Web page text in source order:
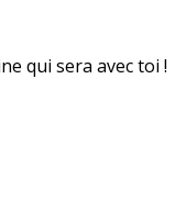
qui sera avec toi !